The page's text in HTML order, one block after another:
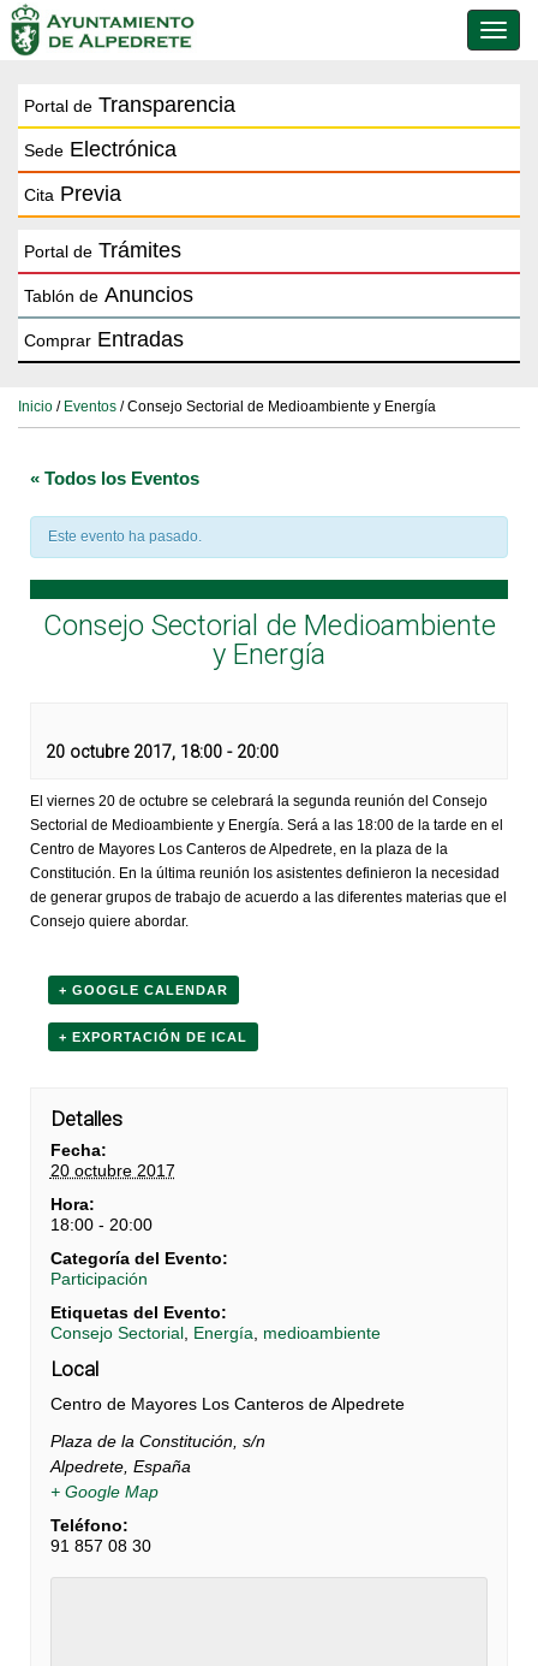
de
Portal de Transparencia
Sede Electrónica
Cita Previa
Portal de Trámites
Tablón de Anuncios
Comprar Entradas
Inicio / Eventos / Consejo Sectorial de Medioambiente y Energía
« Todos los Eventos
Este evento ha pasado.
Consejo Sectorial de Medioambiente
y Energía
20 octubre 2017, 18:00 - 20:00
El viernes 20 de octubre se celebrará la segunda reunión del Consejo
Sectorial de Medioambiente y Energía. Será a las 18:00 de la tarde en el
Centro de Mayores Los Canteros de Alpedrete, en la plaza de la
Constitución. En la última reunión los asistentes definieron la necesidad
de generar grupos de trabajo de acuerdo a las diferentes materias que el
Consejo quiere abordar.
+ GOOGLE CALENDAR
+ EXPORTACIÓN DE ICAL
Detalles
Fecha:
20 octubre 2017
Hora:
18:00 - 20:00
Categoría del Evento:
Participación
Etiquetas del Evento:
Consejo Sectorial, Energía medioambiente
Local
Centro de Mayores Los Canteros de Alpedrete
Plaza de la Constitución, s/n
Alpedrete, España
+ Google Map
Teléfono:
91 857 08 30